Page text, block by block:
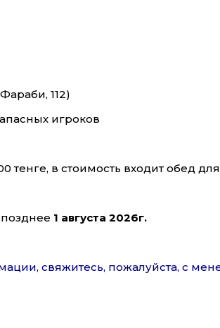
112)
игроков
тенге, в стоимость входит обед
1 августа 2026г.
свяжитесь, пожалуйста, с